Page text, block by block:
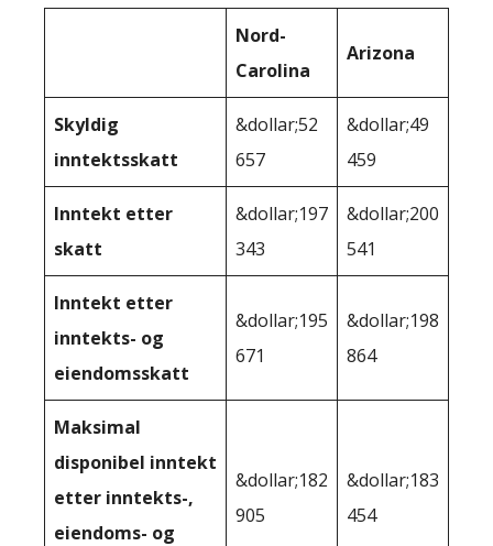
Nord-
Carolina
Arizona
Skyldig
inntektsskatt
&dollar;52
657
&dollar;49
459
Inntekt etter
skatt
&dollar;197
343
&dollar;200
541
Inntekt etter
inntekts- og
eiendomsskatt
&dollar;195
671
&dollar;198
864
Maksimal
disponibel inntekt
etter inntekts-,
eiendoms- og
&dollar;182
905
&dollar;183
454